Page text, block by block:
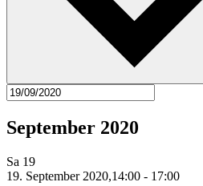
September 2020
Sa 19
19. September 2020,14:00 - 17:00